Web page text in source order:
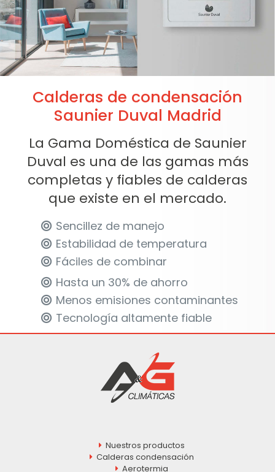
Calderas de condensación
Saunier Duval Madrid
La Gama Doméstica de Saunier
Duval es una de las gamas más
completas y fiables de calderas
que existe en el mercado.
Sencillez de manejo
Estabilidad de temperatura
Fáciles de combinar
Hasta un 30% de ahorro
Menos emisiones contaminantes
Tecnología altamente fiable
Nuestros productos
Calderas condensación
Aerotermia